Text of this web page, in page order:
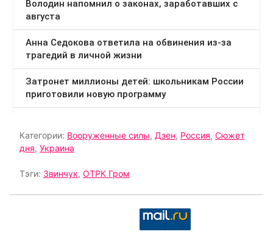
Категории: Вооруженные силы, Дзен, Россия, Сюжет
дня, Украина
Тэги: Звинчук, ОТРК Гром